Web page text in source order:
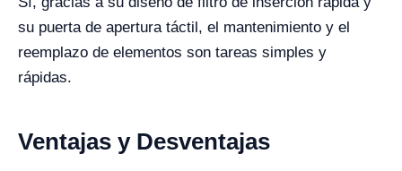
su puerta de apertura táctil, el mantenimiento y el
reemplazo de elementos son tareas simples y
rápidas.
Ventajas y Desventajas